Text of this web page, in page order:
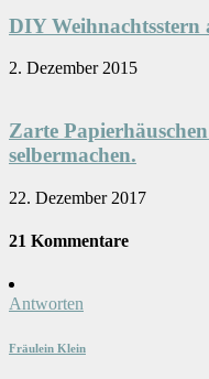
DIY
2. Dezember 2015
Zarte
selbermachen.
22. Dezember 2017
21 Kommentare
Antworten
Fräulein Klein